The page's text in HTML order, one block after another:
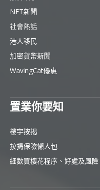
NFT新聞
社會熱話
港人移民
加密貨幣新聞
WavingCat優惠
置業你要知
樓宇按揭
按揭保險懶人包
細數買樓花程序、好處及風險